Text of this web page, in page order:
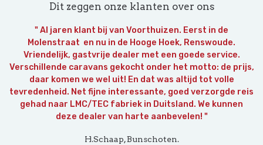
Dit zeggen onze klanten over ons
" Al jaren klant bij van Voorthuizen. Eerst in de
Molenstraat en nu in de Hooge Hoek, Renswoude.
Vriendelijk, gastvrije dealer met een goede service.
Verschillende caravans gekocht onder het motto: de prijs,
daar komen we wel uit! En dat was altijd tot volle
tevredenheid. Net fijne interessante, goed verzorgde reis
gehad naar LMC/TEC fabriek in Duitsland. We kunnen
deze dealer van harte aanbevelen! "
H.Schaap, Bunschoten.